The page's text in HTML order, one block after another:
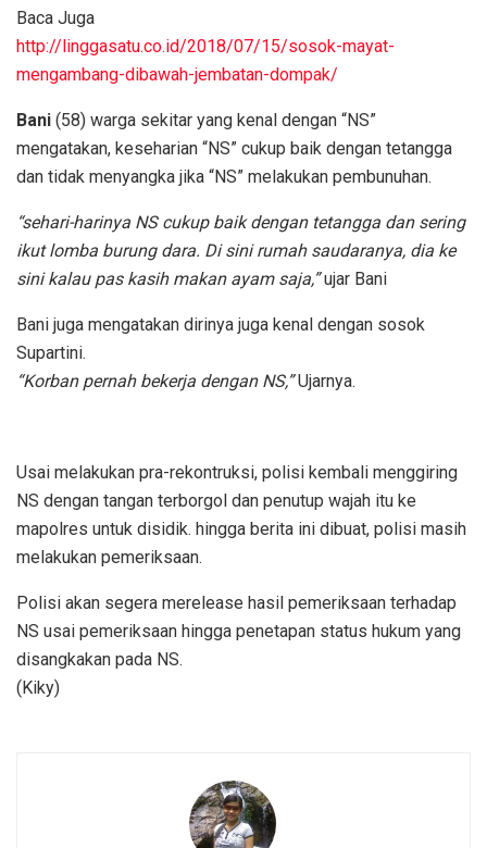
Baca Juga
http://linggasatu.co.id/2018/07/15/sosok-mayat-
mengambang-dibawah-jembatan-dompak/
Bani (58) warga sekitar yang kenal dengan “NS”
mengatakan, keseharian “NS” cukup baik dengan tetangga
dan tidak menyangka jika “NS” melakukan pembunuhan.
“sehari-harinya NS cukup baik dengan tetangga dan sering
ikut lomba burung dara. Di sini rumah saudaranya, dia ke
sini kalau pas kasih makan ayam saja,”ujar Bani
Bani juga mengatakan dirinya juga kenal dengan sosok
Supartini.
“Korban pernah bekerja dengan NS,”Ujarnya.
Usai melakukan pra-rekontruksi, polisi kembali menggiring
NS dengan tangan terborgol dan penutup wajah itu ke
mapolres untuk disidik. hingga berita ini dibuat, polisi masih
melakukan pemeriksaan.
Polisi akan segera merelease hasil pemeriksaan terhadap
NS usai pemeriksaan hingga penetapan status hukum yang
disangkakan pada NS.
(Kiky)